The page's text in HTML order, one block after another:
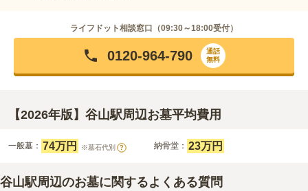
ライフドット相談窓口（09:30～18:00受付）
0120-964-790
通話
無料
【2026年版】谷山駅周辺お墓平均費用
一般墓： 74万円 ※墓石代別 ? 納骨堂： 23万円
谷山駅周辺のお墓に関するよくある質問